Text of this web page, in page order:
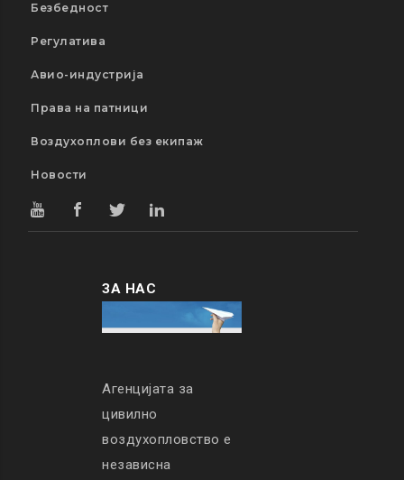
Безбедност
Регулатива
Авио-индустрија
Права на патници
Воздухоплови без екипаж
Новости
ЗА НАС
Агенцијата за
цивилно
воздухопловство е
независна